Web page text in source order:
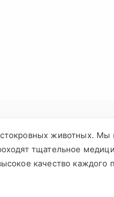
животных.
тщательное
качество каждого
и уход за животными. Мы
их благополучие.